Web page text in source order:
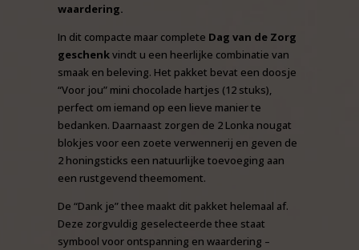
waardering.
In dit compacte maar complete Dag van de Zorg
geschenkvindt u een heerlijke combinatie van
smaak en beleving. Het pakket bevat een doosje
“Voor jou” mini chocolade hartjes (12 stuks),
perfect om iemand op een lieve manier te
bedanken. Daarnaast zorgen de 2 Lonka nougat
blokjes voor een zoete verwennerij en geven de
2 honingsticks een natuurlijke toevoeging aan
een rustgevend theemoment.
De “Dank je” thee maakt dit pakket helemaal af.
Deze zorgvuldig geselecteerde thee staat
symbool voor ontspanning en waardering –